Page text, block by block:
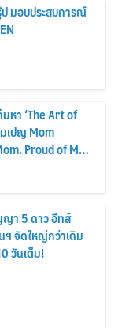
มอบประสบการณ์
หา ‘The Art of
เปญ Mom
Proud of My
า 5 ดาว อีทส์
จัดใหญ่กว่าเดิม
วันเต็ม!